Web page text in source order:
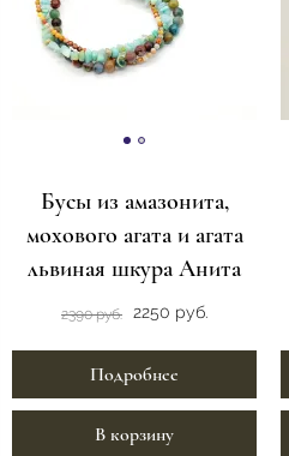
Бусы из амазонита,
мохового агата и агата
львиная шкура Анита
2390 руб. 2250 руб.
Подробнее
В корзину